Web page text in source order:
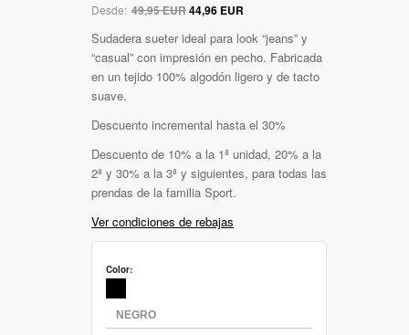
Desde: 49,95 EUR44,96 EUR
Sudadera sueter ideal para look “jeans” y
“casual” con impresión en pecho. Fabricada
en un tejido 100% algodón ligero y de tacto
suave.
Descuento incremental hasta el 30%
Descuento de 10% a la 1ª unidad, 20% a la
2ª y 30% a la 3ª y siguientes, para todas las
prendas de la familia Sport.
Ver condiciones de rebajas
Color: